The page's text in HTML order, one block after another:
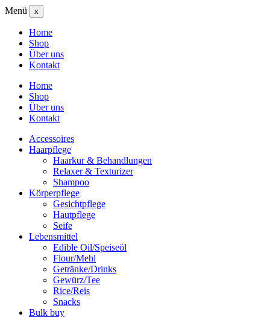
Menü x
Home
Shop
Über uns
Kontakt
Home
Shop
Über uns
Kontakt
Accessoires
Haarpflege
Haarkur & Behandlungen
Relaxer & Texturizer
Shampoo
Körperpflege
Gesichtpflege
Hautpflege
Seife
Lebensmittel
Edible Oil/Speiseöl
Flour/Mehl
Getränke/Drinks
Gewürz/Tee
Rice/Reis
Snacks
Bulk buy